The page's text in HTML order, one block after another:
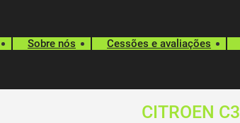
Sobre nós Cessões e avaliações
CITROEN C3